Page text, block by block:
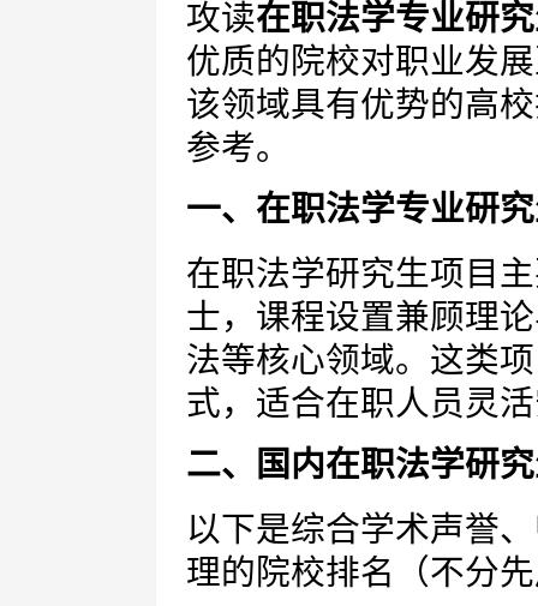
攻读在职法学专业研
优质的院校对职业发
该领域具有优势的高
参考。
一、在职法学专业研
在职法学研究生项目
士，课程设置兼顾理
法等核心领域。这类
式，适合在职人员灵
二、国内在职法学研
以下是综合学术声誉
理的院校排名（不分